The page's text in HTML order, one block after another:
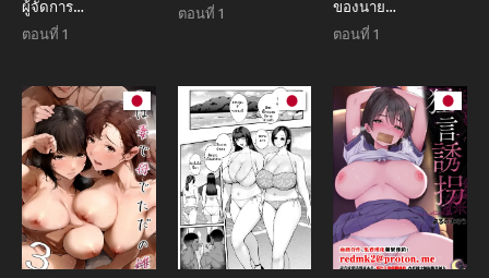
ผู้จัดการ
[Marsmallow Dan]
ตอนที่ 1
ตอนที่ 1
ของนาย
(Concontochu.)
ตอนที่ 1